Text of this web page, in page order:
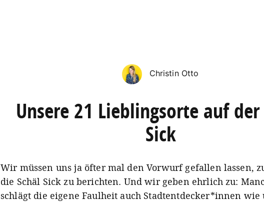
Christin Otto
Unsere 21 Lieblingsorte auf der
Sick
Wir müssen uns ja öfter mal den Vorwurf gefallen lassen,
die Schäl Sick zu berichten. Und wir geben ehrlich zu:
schlägt die eigene Faulheit auch Stadtentdecker*innen wie